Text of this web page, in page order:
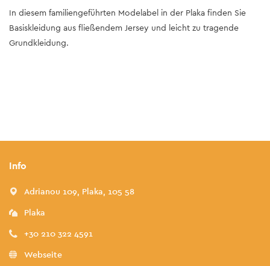
In diesem familiengeführten Modelabel in der Plaka finden Sie
Basiskleidung aus fließendem Jersey und leicht zu tragende
Grundkleidung.
Info
Adrianou 109, Plaka, 105 58
Plaka
+30 210 322 4591
Webseite